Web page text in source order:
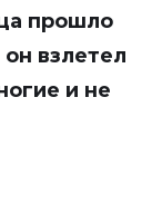
прошло
он взлетел
и не